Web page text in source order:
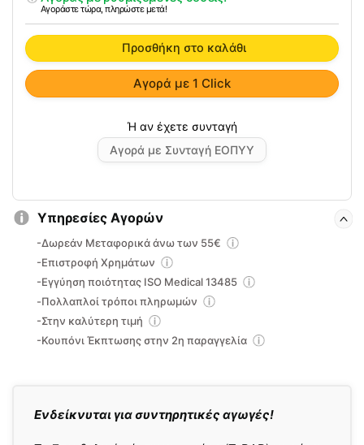
Ενδείκνυται για συντηρητικές αγωγές!
Αγορά με Συνταγή ΕΟΠΥΥ
Αγορά με 1 Click
με
Αέρα
DR-
B029
ποσότητα
Αγοράστε τώρα, πληρώστε μετά!
Προσθήκη στο καλάθι
Υπηρεσίες Αγορών
-Δωρεάν Μεταφορικά άνω των 55€
-Επιστροφή Χρημάτων
-Εγγύηση ποιότητας ISO Medical 13485
-Πολλαπλοί τρόποι πληρωμών
-Στην καλύτερη τιμή
-Κουπόνι Έκπτωσης στην 2η παραγγελία